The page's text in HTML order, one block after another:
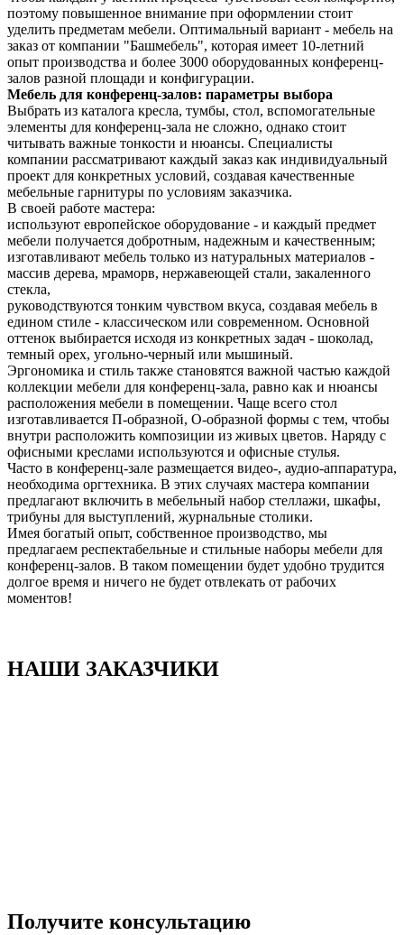
поэтому повышенное внимание при оформлении стоит
уделить предметам мебели. Оптимальный вариант - мебель на
заказ от компании "Башмебель", которая имеет 10-летний
опыт производства и более 3000 оборудованных конференц-
залов разной площади и конфигурации.
Мебель для конференц-залов: параметры выбора
Выбрать из каталога кресла, тумбы, стол, вспомогательные
элементы для конференц-зала не сложно, однако стоит
читывать важные тонкости и нюансы. Специалисты
компании рассматривают каждый заказ как индивидуальный
проект для конкретных условий, создавая качественные
мебельные гарнитуры по условиям заказчика.
В своей работе мастера:
используют европейское оборудование - и каждый предмет
мебели получается добротным, надежным и качественным;
изготавливают мебель только из натуральных материалов -
массив дерева, мраморв, нержавеющей стали, закаленного
стекла,
руководствуются тонким чувством вкуса, создавая мебель в
едином стиле - классическом или современном. Основной
оттенок выбирается исходя из конкретных задач - шоколад,
темный орех, угольно-черный или мышиный.
Эргономика и стиль также становятся важной частью каждой
коллекции мебели для конференц-зала, равно как и нюансы
расположения мебели в помещении. Чаще всего стол
изготавливается П-образной, О-образной формы с тем, чтобы
внутри расположить композиции из живых цветов. Наряду с
офисными креслами используются и офисные стулья.
Часто в конференц-зале размещается видео-, аудио-аппаратура,
необходима оргтехника. В этих случаях мастера компании
предлагают включить в мебельный набор стеллажи, шкафы,
трибуны для выступлений, журнальные столики.
Имея богатый опыт, собственное производство, мы
предлагаем респектабельные и стильные наборы мебели для
конференц-залов. В таком помещении будет удобно трудится
долгое время и ничего не будет отвлекать от рабочих
моментов!
НАШИ ЗАКАЗЧИКИ
Получите консультацию